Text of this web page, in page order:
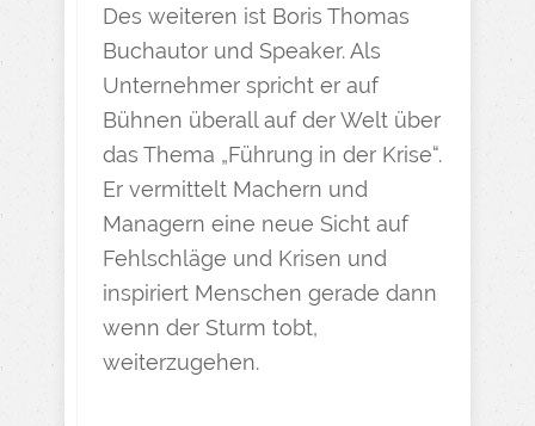
Des weiteren ist Boris Thomas
Buchautor und Speaker. Als
Unternehmer spricht er auf
Bühnen überall auf der Welt über
das Thema „Führung in der Krise“.
Er vermittelt Machern und
Managern eine neue Sicht auf
Fehlschläge und Krisen und
inspiriert Menschen gerade dann
wenn der Sturm tobt,
weiterzugehen.